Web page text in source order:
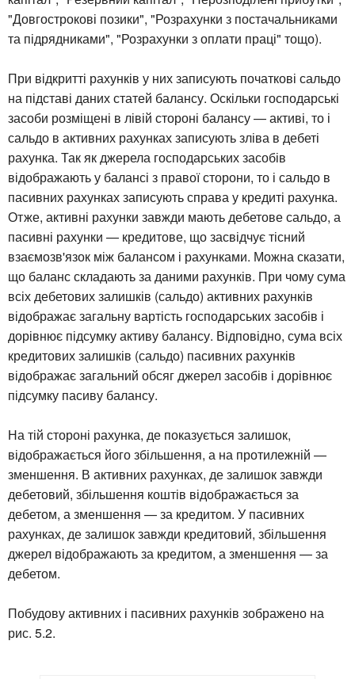
"Довгострокові позики", "Розрахунки з постачальниками
та підрядниками", "Розрахунки з оплати праці" тощо).
При відкритті рахунків у них записують початкові сальдо
на підставі даних статей балансу. Оскільки господарські
засоби розміщені в лівій стороні балансу — активі, то і
сальдо в активних рахунках записують зліва в дебеті
рахунка. Так як джерела господарських засобів
відображають у балансі з правої сторони, то і сальдо в
пасивних рахунках записують справа у кредиті рахунка.
Отже, активні рахунки завжди мають дебетове сальдо, а
пасивні рахунки — кредитове, що засвідчує тісний
взаємозв'язок між балансом і рахунками. Можна сказати,
що баланс складають за даними рахунків. При чому сума
всіх дебетових залишків (сальдо) активних рахунків
відображає загальну вартість господарських засобів і
дорівнює підсумку активу балансу. Відповідно, сума всіх
кредитових залишків (сальдо) пасивних рахунків
відображає загальний обсяг джерел засобів і дорівнює
підсумку пасиву балансу.
На тій стороні рахунка, де показується залишок,
відображається його збільшення, а на протилежній —
зменшення. В активних рахунках, де залишок завжди
дебетовий, збільшення коштів відображається за
дебетом, а зменшення — за кредитом. У пасивних
рахунках, де залишок завжди кредитовий, збільшення
джерел відображають за кредитом, а зменшення — за
дебетом.
Побудову активних і пасивних рахунків зображено на
рис. 5.2.